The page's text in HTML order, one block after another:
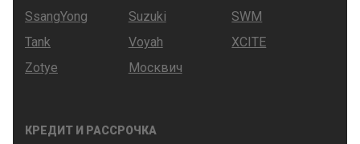
SsangYong
Suzuki
SWM
Tank
Voyah
XCITE
Zotye
Москвич
КРЕДИТ И РАССРОЧКА